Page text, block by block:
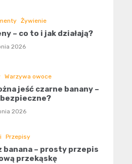
Żywienie
– co to i jak działają?
2026
Warzywa owoce
jeść czarne banany –
2026
Przepisy
banana – prosty przepis
przekąskę